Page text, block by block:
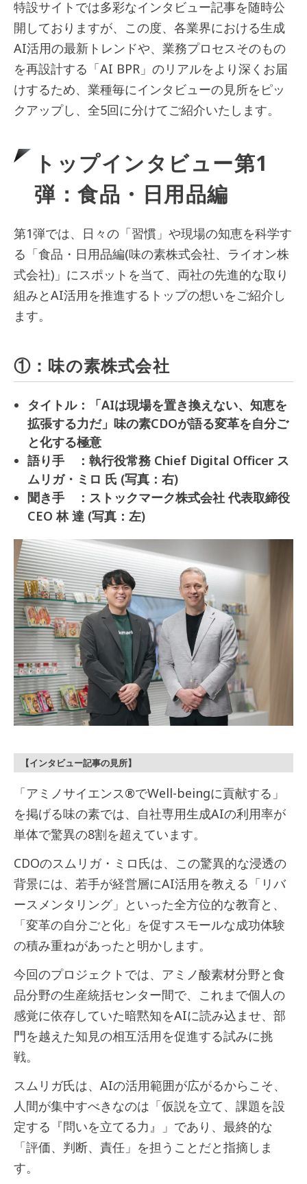
特設サイトでは多彩なインタビュー記事を随時公
開しておりますが、この度、各業界における生成
AI活用の最新トレンドや、業務プロセスそのもの
を再設計する「AI BPR」のリアルをより深くお届
けするため、業種毎にインタビューの見所をピッ
クアップし、全5回に分けてご紹介いたします。
トップインタビュー第1
弾：食品・日用品編
第1弾では、日々の「習慣」や現場の知恵を科学す
る「食品・日用品編(味の素株式会社、ライオン株
式会社)」にスポットを当て、両社の先進的な取り
組みとAI活用を推進するトップの想いをご紹介し
ます。
①：味の素株式会社
タイトル：「AIは現場を置き換えない、知恵を
拡張する力だ」味の素CDOが語る変革を自分ご
と化する極意
語り手 ：執行役常務 Chief Digital Officer ス
ムリガ・ミロ 氏 (写真：右)
聞き手 ：ストックマーク株式会社 代表取締役
CEO 林 達 (写真：左)
【インタビュー記事の見所】
「アミノサイエンス®でWell-beingに貢献する」
を掲げる味の素では、自社専用生成AIの利用率が
単体で驚異の8割を超えています。
CDOのスムリガ・ミロ氏は、この驚異的な浸透の
背景には、若手が経営層にAI活用を教える「リバ
ースメンタリング」といった全方位的な教育と、
「変革の自分ごと化」を促すスモールな成功体験
の積み重ねがあったと明かします。
今回のプロジェクトでは、アミノ酸素材分野と食
品分野の生産統括センター間で、これまで個人の
感覚に依存していた暗黙知をAIに読み込ませ、部
門を越えた知見の相互活用を促進する試みに挑
戦。
スムリガ氏は、AIの活用範囲が広がるからこそ、
人間が集中すべきなのは「仮説を立て、課題を設
定する『問いを立てる力』」であり、最終的な
「評価、判断、責任」を担うことだと指摘しま
す。